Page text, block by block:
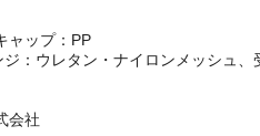
ャップ：PP
ジ：ウレタン・ナイロンメッシュ、